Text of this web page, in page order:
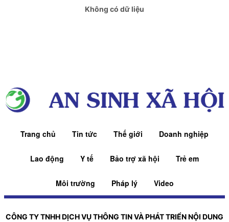
Spider
congthuong.vn
Pháp lý
Truyền thông
Spider
Không có dữ liệu
Trang chủ Tin tức Thế giới Doanh nghiệp
Lao động Y tế Bảo trợ xã hội Trẻ em
Môi trường Pháp lý Video
CÔNG TY TNHH DỊCH VỤ THÔNG TIN VÀ PHÁT TRIỂN NỘI DUNG